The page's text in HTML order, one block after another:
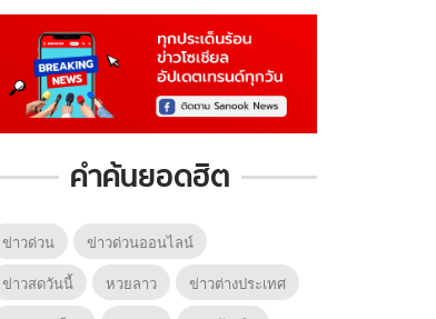
6 หากวินาทีนั้นไม่
พบเธอ 7 หากวินาทีนั้นไม่
พบเธอ (พากย์
คำค้นยอดฮิต
ข่าวด่วน
ข่าวด่วนออนไลน์
ข่าวสดวันนี้
หวยลาว
ข่าวต่างประเทศ